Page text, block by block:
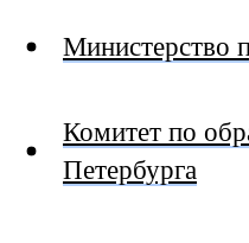
Министерство
Комитет по
Петербурга